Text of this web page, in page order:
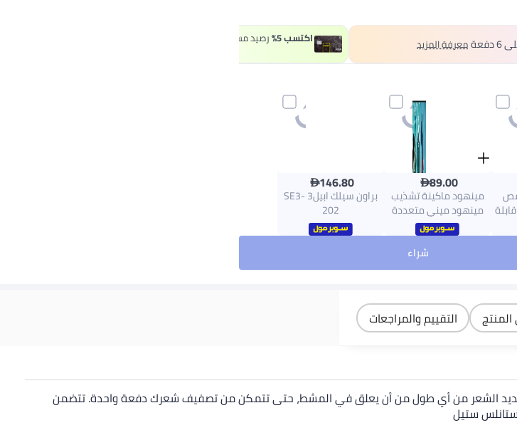
معرفة المزيد اكتسب 5% رصيد مسترجع مع بطاقة نون one الائتمانية.
الشعر سيريز 5000 قابلة
89.00
مينهود ماكينة تشذيب
مينهود ميني متعددة
الاستخدامات للرجال
بتصميم مقاوم للماء
IPX6، وتقنية سيراميك
SkinSafe، ومحرك
ومصباح LED 4000 كلفن
للمناطق ذات الإضاءة
المنخفضة، وقفل السفر،
146.80
براون سيلك ابيل3 SE3-
202
شراء
التقييم والمراجعات
الشعر من أي طول من أن يعلق في المشط، حتى تتمكن من تصفيف شعرك دفعة واحدة. تتضمن
ستيل